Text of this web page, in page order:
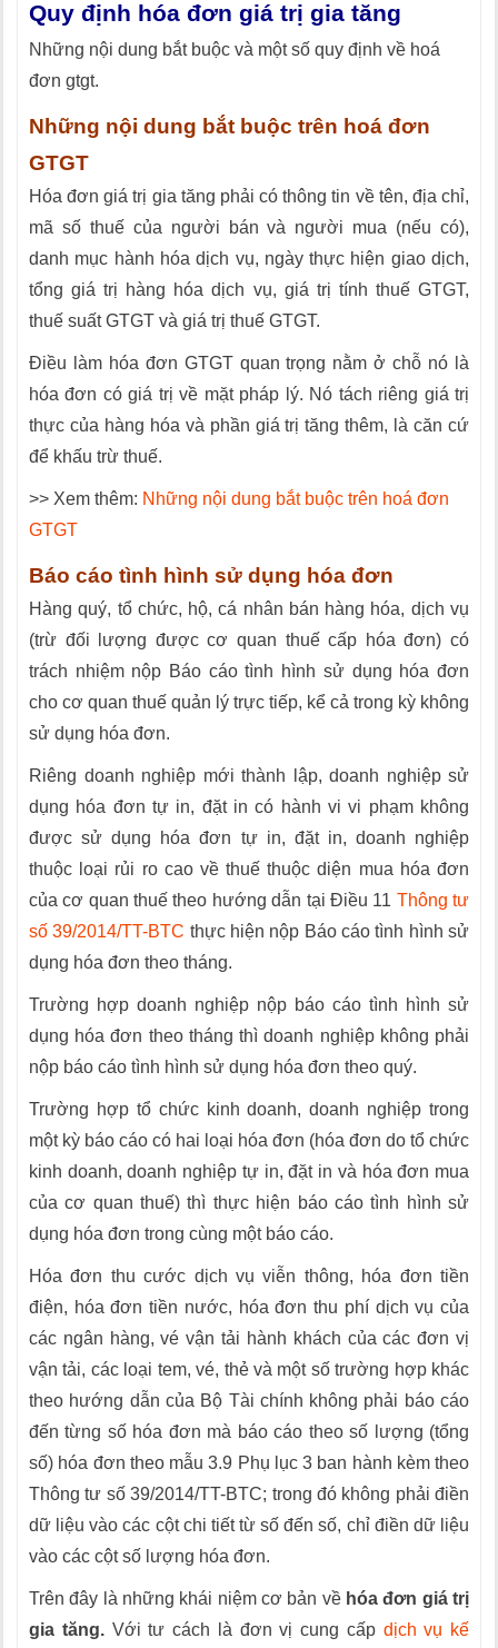
Quy định hóa đơn giá trị gia tăng
Những nội dung bắt buộc và một số quy định về hoá
đơn gtgt.
Những nội dung bắt buộc trên hoá đơn
GTGT
Hóa đơn giá trị gia tăng phải có thông tin về tên, địa chỉ,
mã số thuế của người bán và người mua (nếu có),
danh mục hành hóa dịch vụ, ngày thực hiện giao dịch,
tổng giá trị hàng hóa dịch vụ, giá trị tính thuế GTGT,
thuế suất GTGT và giá trị thuế GTGT.
Điều làm hóa đơn GTGT quan trọng nằm ở chỗ nó là
hóa đơn có giá trị về mặt pháp lý. Nó tách riêng giá trị
thực của hàng hóa và phần giá trị tăng thêm, là căn cứ
để khấu trừ thuế.
>> Xem thêm: Những nội dung bắt buộc trên hoá đơn
GTGT
Báo cáo tình hình sử dụng hóa đơn
Hàng quý, tổ chức, hộ, cá nhân bán hàng hóa, dịch vụ
(trừ đối lượng được cơ quan thuế cấp hóa đơn) có
trách nhiệm nộp Báo cáo tình hình sử dụng hóa đơn
cho cơ quan thuế quản lý trực tiếp, kể cả trong kỳ không
sử dụng hóa đơn.
Riêng doanh nghiệp mới thành lập, doanh nghiệp sử
dụng hóa đơn tự in, đặt in có hành vi vi phạm không
được sử dụng hóa đơn tự in, đặt in, doanh nghiệp
thuộc loại rủi ro cao về thuế thuộc diện mua hóa đơn
của cơ quan thuế theo hướng dẫn tại Điều 11 Thông tư
số 39/2014/TT-BTC thực hiện nộp Báo cáo tình hình sử
dụng hóa đơn theo tháng.
Trường hợp doanh nghiệp nộp báo cáo tình hình sử
dụng hóa đơn theo tháng thì doanh nghiệp không phải
nộp báo cáo tình hình sử dụng hóa đơn theo quý.
Trường hợp tổ chức kinh doanh, doanh nghiệp trong
một kỳ báo cáo có hai loại hóa đơn (hóa đơn do tổ chức
kinh doanh, doanh nghiệp tự in, đặt in và hóa đơn mua
của cơ quan thuế) thì thực hiện báo cáo tình hình sử
dụng hóa đơn trong cùng một báo cáo.
Hóa đơn thu cước dịch vụ viễn thông, hóa đơn tiền
điện, hóa đơn tiền nước, hóa đơn thu phí dịch vụ của
các ngân hàng, vé vận tải hành khách của các đơn vị
vận tải, các loại tem, vé, thẻ và một số trường hợp khác
theo hướng dẫn của Bộ Tài chính không phải báo cáo
đến từng số hóa đơn mà báo cáo theo số lượng (tổng
số) hóa đơn theo mẫu 3.9 Phụ lục 3 ban hành kèm theo
Thông tư số 39/2014/TT-BTC; trong đó không phải điền
dữ liệu vào các cột chi tiết từ số đến số, chỉ điền dữ liệu
vào các cột số lượng hóa đơn.
Trên đây là những khái niệm cơ bản về hóa đơn giá trị
gia tăng. Với tư cách là đơn vị cung cấp dịch vụ kế